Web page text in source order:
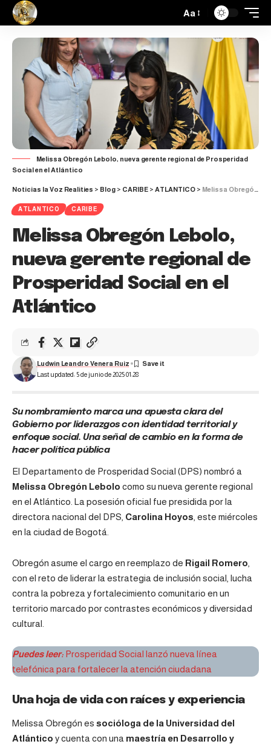
Aa
Melissa Obregón Lebolo, nueva gerente regional de Prosperidad
Social en el Atlántico
Noticias la Voz Realities > Blog > CARIBE > ATLANTICO > Melissa Obregón Lebolo, nueva gerente regional de Prosperidad Social en el Atlántico
ATLANTICO CARIBE
Melissa Obregón Lebolo,
nueva gerente regional de
Prosperidad Social en el
Atlántico
Last updated: 5 de junio de 2025 01:28
Ludwin Leandro Venera Ruiz
Su nombramiento marca una apuesta clara del
Gobierno por liderazgos con identidad territorial y
enfoque social. Una señal de cambio en la forma de
hacer política pública
El Departamento de Prosperidad Social (DPS) nombró a
Melissa Obregón Lebolo como su nueva gerente regional
en el Atlántico. La posesión oficial fue presidida por la
directora nacional del DPS, Carolina Hoyos, este miércoles
en la ciudad de Bogotá.
Obregón asume el cargo en reemplazo de Rigail Romero
con el reto de liderar la estrategia de inclusión social, lucha
contra la pobreza y fortalecimiento comunitario en un
territorio marcado por contrastes económicos y diversidad
cultural.
Puedes leer: Prosperidad Social lanzó nueva línea
telefónica para fortalecer la atención ciudadana
Una hoja de vida con raíces y experiencia
Melissa Obregón es socióloga de la Universidad del
Atlántico y cuenta con una maestría en Desarrollo y